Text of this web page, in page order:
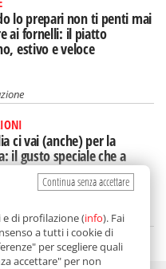
lo prepari non ti penti mai
ai fornelli: il piatto
estivo e veloce
ci vai (anche) per la
il gusto speciale che a
mangi a colazione
Dammone Sessa
Continua senza accettare
di profilazione (info). Fai
a tutti i cookie di
per scegliere quali
accettare" per non